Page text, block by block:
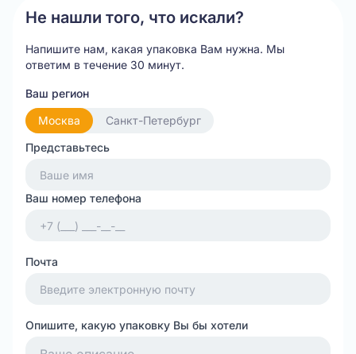
Не нашли того, что искали?
Напишите нам, какая упаковка Вам нужна. Мы
ответим в течение 30 минут.
Ваш регион
Москва
Санкт-Петербург
Представьтесь
Ваш номер телефона
Почта
Опишите, какую упаковку Вы бы хотели